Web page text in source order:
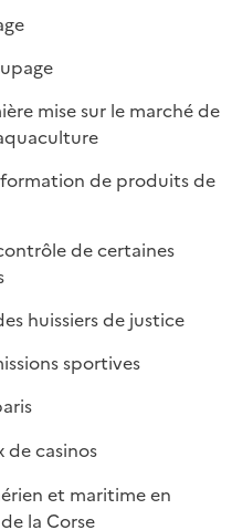
mise sur le marché de
de produits de
de certaines
huissiers de justice
sportives
de casinos
et maritime en
la Corse